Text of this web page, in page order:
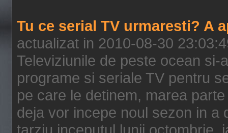
Tu ce serial TV urmaresti? A
actualizat in 2010-08-30
Televiziunile de peste ocean si-
programe si seriale TV pentru
pe care le detinem, marea
deja vor incepe noul sezon in a